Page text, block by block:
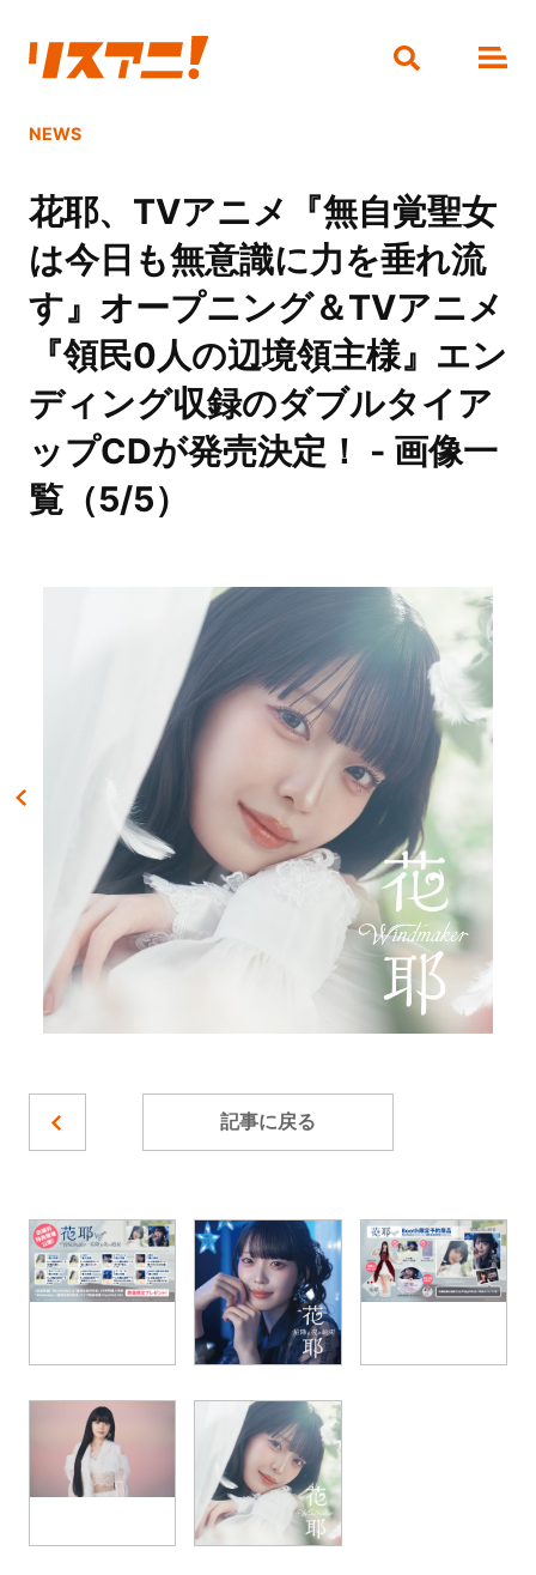
NEWS
花耶、TVアニメ『無自覚聖女
は今日も無意識に力を垂れ流
す』オープニング＆TVアニメ
『領民0人の辺境領主様』エン
ディング収録のダブルタイア
ップCDが発売決定！ - 画像一
覧（5/5）
記事に戻る